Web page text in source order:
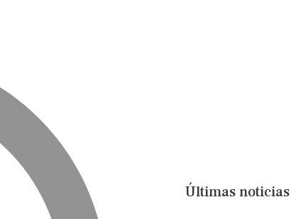
Últimas noticias